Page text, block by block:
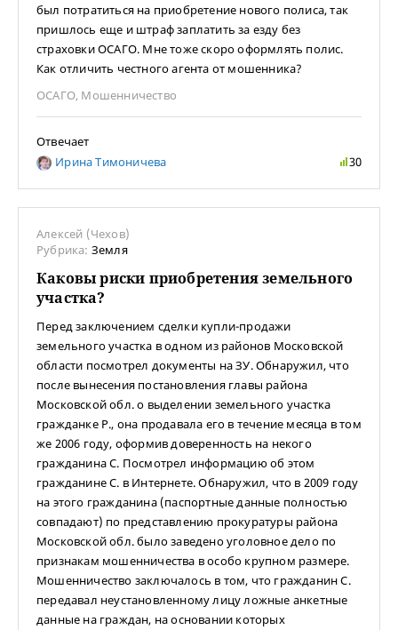
был потратиться на приобретение нового полиса, так
пришлось еще и штраф заплатить за езду без
страховки ОСАГО. Мне тоже скоро оформлять полис.
Как отличить честного агента от мошенника?
ОСАГО, Мошенничество
Отвечает
Ирина Тимоничева
30
Алексей (Чехов)
Рубрика: Земля
Каковы риски приобретения земельного
участка?
Перед заключением сделки купли-продажи
земельного участка в одном из районов Московской
области посмотрел документы на ЗУ. Обнаружил, что
после вынесения постановления главы района
Московской обл. о выделении земельного участка
гражданке Р., она продавала его в течение месяца в том
же 2006 году, оформив доверенность на некого
гражданина С. Посмотрел информацию об этом
гражданине С. в Интернете. Обнаружил, что в 2009 году
на этого гражданина (паспортные данные полностью
совпадают) по представлению прокуратуры района
Московской обл. было заведено уголовное дело по
признакам мошенничества в особо крупном размере.
Мошенничество заключалось в том, что гражданин С.
передавал неустановленному лицу ложные анкетные
данные на граждан, на основании которых